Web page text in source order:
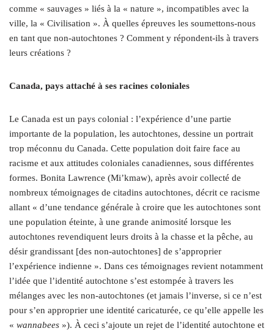
comme « sauvages » liés à la « nature », incompatibles avec la
ville, la « Civilisation ». À quelles épreuves les soumettons-nous
en tant que non-autochtones ? Comment y répondent-ils à travers
leurs créations ?
Canada, pays attaché à ses racines coloniales
Le Canada est un pays colonial : l’expérience d’une partie
importante de la population, les autochtones, dessine un portrait
trop méconnu du Canada. Cette population doit faire face au
racisme et aux attitudes coloniales canadiennes, sous différentes
formes. Bonita Lawrence (Mi’kmaw), après avoir collecté de
nombreux témoignages de citadins autochtones, décrit ce racisme
allant « d’une tendance générale à croire que les autochtones sont
une population éteinte, à une grande animosité lorsque les
autochtones revendiquent leurs droits à la chasse et la pêche, au
désir grandissant [des non-autochtones] de s’approprier
l’expérience indienne ». Dans ces témoignages revient notamment
l’idée que l’identité autochtone s’est estompée à travers les
mélanges avec les non-autochtones (et jamais l’inverse, si ce n’est
pour s’en approprier une identité caricaturée, ce qu’elle appelle les
« wannabees »). À ceci s’ajoute un rejet de l’identité autochtone et